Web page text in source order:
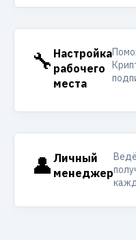
🔧 Настройка
рабочего
места
👤 Личный
менеджер